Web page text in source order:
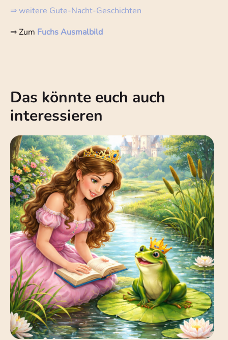
⇒ weitere Gute-Nacht-Geschichten
⇒ Zum Fuchs Ausmalbild
Das könnte euch auch
interessieren